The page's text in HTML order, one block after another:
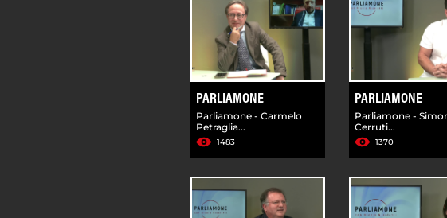
PARLIAMONE
Parliamone - Carmelo
Petraglia...
1483
PARLIAMONE
Parliamone -
Cerruti...
1370